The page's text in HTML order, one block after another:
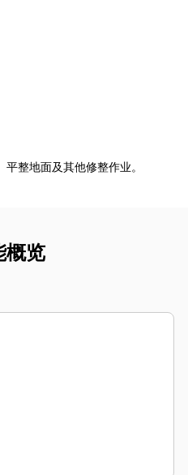
整地面及其他修整作业。
概览